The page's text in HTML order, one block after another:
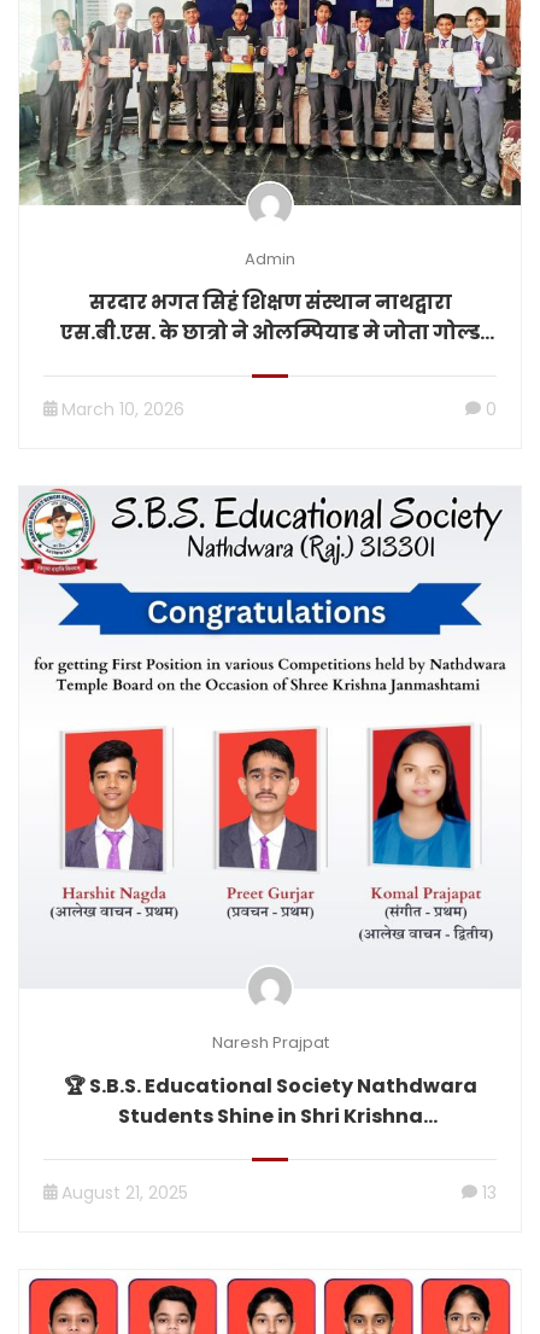
Admin
सरदार भगत सिहं शिक्षण संस्थान नाथद्वारा
एस.बी.एस. के छात्रो ने ओलम्पियाड मे जोता गोल्ड
March 10, 2026 0
Naresh Prajpat
🏆 S.B.S. Educational Society Nathdwara
Students Shine in Shri Krishna
August 21, 2025 13